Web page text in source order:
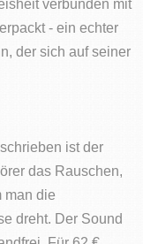
verbunden mit
- ein echter
der sich auf seiner
ist der
das Rauschen,
man die
dreht. Der Sound